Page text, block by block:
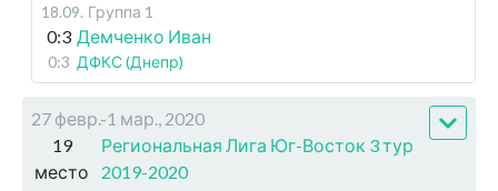
18.09. Группа 1
0:3 Демченко Иван
0:3 ДФКС (Днепр)
27 февр.-1 мар., 2020
19
место
Региональная Лига Юг-Восток 3 тур
2019-2020